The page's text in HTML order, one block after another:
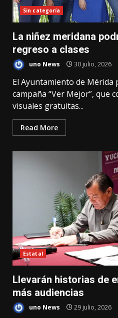
Sin categoría
La niñez meridana
regreso a clases
uno News 30 julio, 2026
El Ayuntamiento de Mérida
campaña “Ver Mejor”, que
visuales gratuitas...
Read More
Estatal
Llevarán historias de
más audiencias
uno News 29 julio, 2026